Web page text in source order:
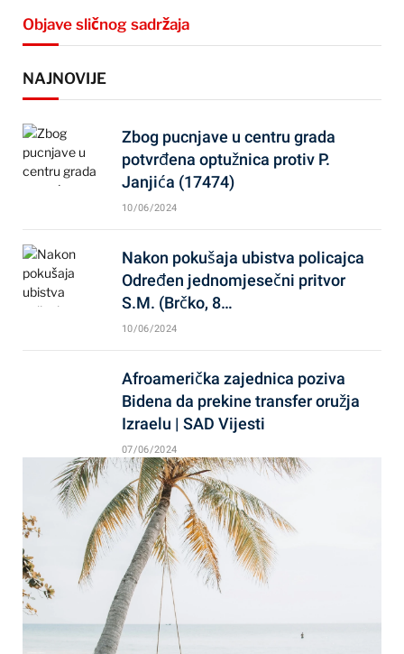
Objave sličnog sadržaja
NAJNOVIJE
Zbog pucnjave u centru grada
potvrđena optužnica protiv P.
Janjića (17474)
10/06/2024
Nakon pokušaja ubistva policajca
Određen jednomjesečni pritvor
S.M. (Brčko, 8…
10/06/2024
Afroamerička zajednica poziva
Bidena da prekine transfer oružja
Izraelu | SAD Vijesti
07/06/2024